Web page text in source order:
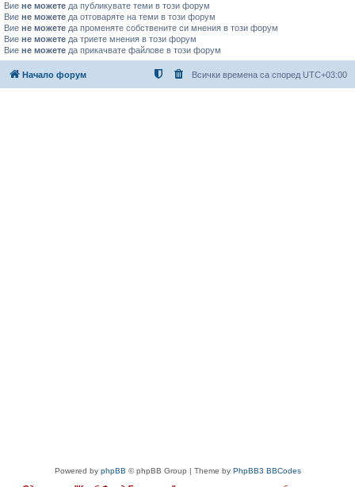
Вие не можете да публикувате теми в този форум
Вие не можете да отговаряте на теми в този форум
Вие не можете да променяте собствените си мнения в този форум
Вие не можете да триете мнения в този форум
Вие не можете да прикачвате файлове в този форум
Начало форум Всички времена са според UTC+03:00
Powered by phpBB © phpBB Group | Theme by PhpBB3 BBCodes